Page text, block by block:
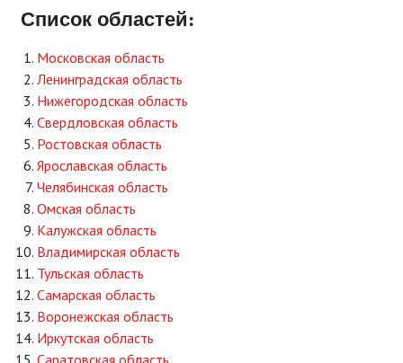
Список областей:
Московская область
Ленинградская область
Нижегородская область
Свердловская область
Ростовская область
Ярославская область
Челябинская область
Омская область
Калужская область
Владимирская область
Тульская область
Самарская область
Воронежская область
Иркутская область